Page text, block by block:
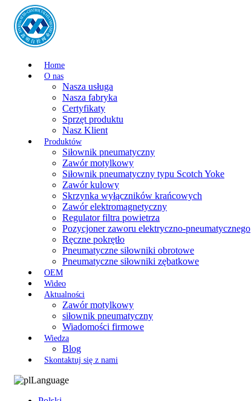
Home
O nas
Nasza usługa
Nasza fabryka
Certyfikaty
Sprzęt produktu
Nasz Klient
Produktów
Siłownik pneumatyczny
Zawór motylkowy
Siłownik pneumatyczny typu Scotch Yoke
Zawór kulowy
Skrzynka wyłączników krańcowych
Zawór elektromagnetyczny
Regulator filtra powietrza
Pozycjoner zaworu elektryczno-pneumatycznego
Ręczne pokrętło
Pneumatyczne siłowniki obrotowe
Pneumatyczne siłowniki zębatkowe
OEM
Wideo
Aktualności
Zawór motylkowy
siłownik pneumatyczny
Wiadomości firmowe
Wiedza
Blog
Skontaktuj się z nami
Language